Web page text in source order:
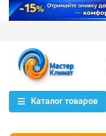
Каталог товаров